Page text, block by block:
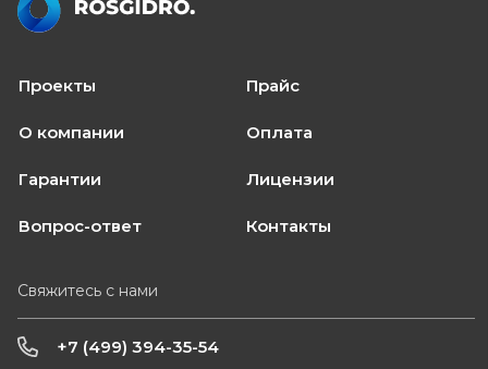
Проекты Прайс
О компании Оплата
Гарантии Лицензии
Вопрос-ответ Контакты
Свяжитесь с нами
+7 (499) 394-35-54